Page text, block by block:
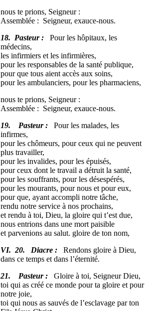
nous te prions, Seigneur :
Assemblée : Seigneur, exauce-nous.
18. Pasteur : Pour les hôpitaux, les
médecins,
les infirmiers et les infirmières,
pour les responsables de la santé publique,
pour que tous aient accès aux soins,
pour les ambulanciers, pour les pharmaciens,
nous te prions, Seigneur :
Assemblée : Seigneur, exauce-nous.
19. Pasteur : Pour les malades, les
infirmes,
pour les chômeurs, pour ceux qui ne peuvent
plus travailler,
pour les invalides, pour les épuisés,
pour ceux dont le travail a détruit la santé,
pour les souffrants, pour les désespérés,
pour les mourants, pour nous et pour eux,
pour que, ayant accompli notre tâche,
rendu notre service à nos prochains,
et rendu à toi, Dieu, la gloire qui t’est due,
nous entrions dans une mort paisible
et parvenions au salut. gloire de ton nom,
VI. 20. Diacre : Rendons gloire à Dieu,
dans ce temps et dans l’éternité.
21. Pasteur : Gloire à toi, Seigneur Dieu,
toi qui as créé ce monde pour ta gloire et pour
notre joie,
toi qui nous as sauvés de l’esclavage par ton